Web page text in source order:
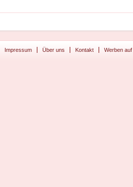
Impressum Über uns Kontakt Werben